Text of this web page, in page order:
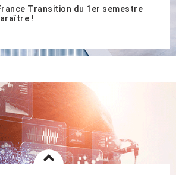
Transition du 1er semestre
!
le marché connait une f...
L'ARTICLE COMPLET